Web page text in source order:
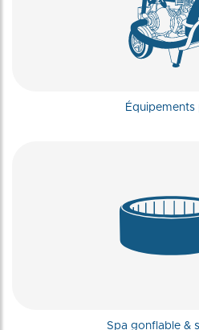
Équipements
Spa gonflable &